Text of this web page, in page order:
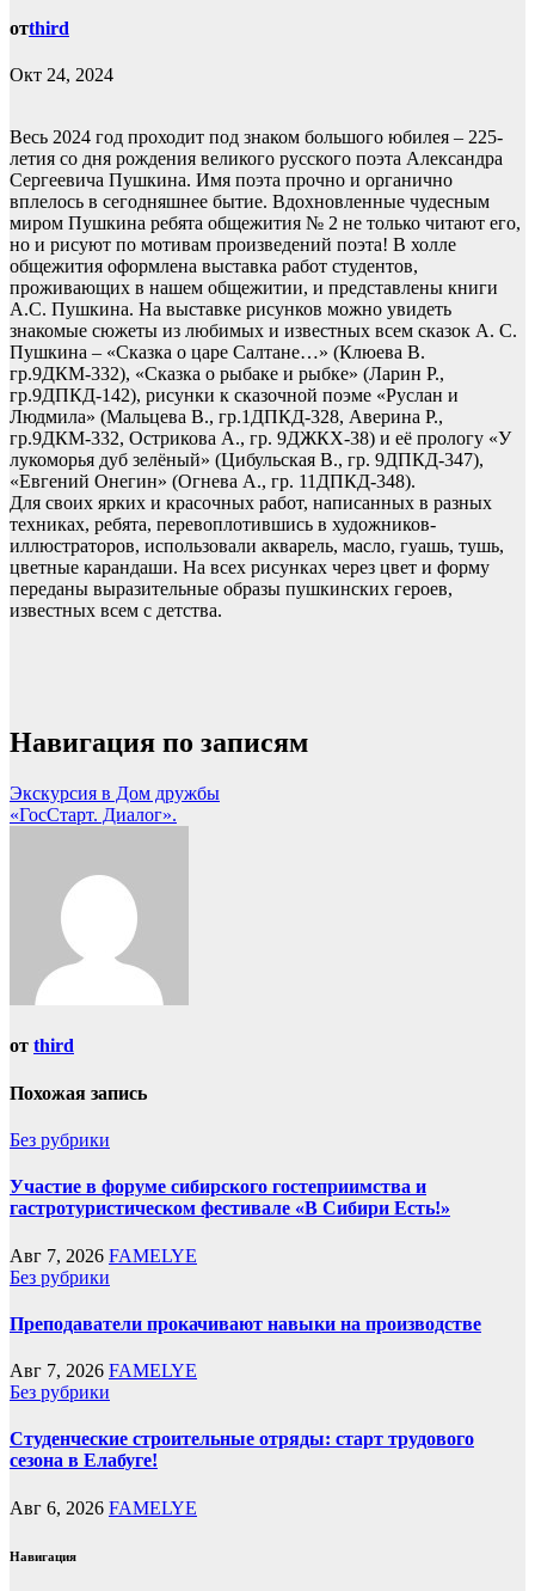
отthird
Окт 24, 2024
Весь 2024 год проходит под знаком большого юбилея – 225-
летия со дня рождения великого русского поэта Александра
Сергеевича Пушкина. Имя поэта прочно и органично
вплелось в сегодняшнее бытие. Вдохновленные чудесным
миром Пушкина ребята общежития № 2 не только читают его,
но и рисуют по мотивам произведений поэта! В холле
общежития оформлена выставка работ студентов,
проживающих в нашем общежитии, и представлены книги
А.С. Пушкина. На выставке рисунков можно увидеть
знакомые сюжеты из любимых и известных всем сказок А. С.
Пушкина – «Сказка о царе Салтане…» (Клюева В.
гр.9ДКМ-332), «Сказка о рыбаке и рыбке» (Ларин Р.,
гр.9ДПКД-142), рисунки к сказочной поэме «Руслан и
Людмила» (Мальцева В., гр.1ДПКД-328, Аверина Р.,
гр.9ДКМ-332, Острикова А., гр. 9ДЖКХ-38) и её прологу «У
лукоморья дуб зелёный» (Цибульская В., гр. 9ДПКД-347),
«Евгений Онегин» (Огнева А., гр. 11ДПКД-348).
Для своих ярких и красочных работ, написанных в разных
техниках, ребята, перевоплотившись в художников-
иллюстраторов, использовали акварель, масло, гуашь, тушь,
цветные карандаши. На всех рисунках через цвет и форму
переданы выразительные образы пушкинских героев,
известных всем с детства.
Навигация по записям
Экскурсия в Дом дружбы
«ГосСтарт. Диалог».
от third
Похожая запись
Без рубрики
Участие в форуме сибирского гостеприимства и
гастротуристическом фестивале «В Сибири Есть!»
Авг 7, 2026 FAMELYE
Без рубрики
Преподаватели прокачивают навыки на производстве
Авг 7, 2026 FAMELYE
Без рубрики
Студенческие строительные отряды: старт трудового
сезона в Елабуге!
Авг 6, 2026 FAMELYE
Навигация